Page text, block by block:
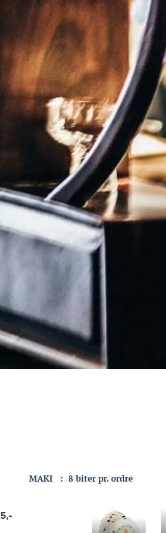
MAKI : 8 biter pr. ordre